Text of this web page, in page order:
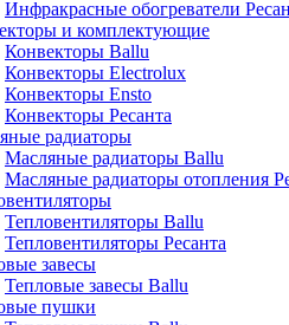
Инфракрасные обогреватели
и комплектующие
Конвекторы Ballu
Конвекторы Electrolux
Конвекторы Ensto
Конвекторы Ресанта
радиаторы
Масляные радиаторы Ballu
Масляные радиаторы отопления
Тепловентиляторы Ballu
Тепловентиляторы Ресанта
завесы
Тепловые завесы Ballu
пушки